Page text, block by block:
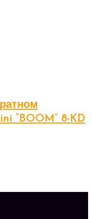
“BOOM” 8-KD